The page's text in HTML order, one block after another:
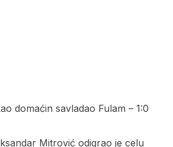
domaćin savladao Fulam – 1:0
Mitrović odigrao je celu